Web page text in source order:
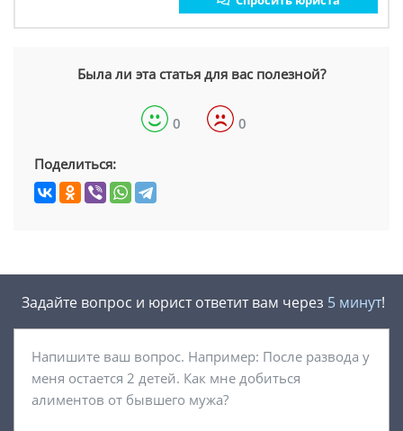
Была ли эта статья для вас полезной?
0 0
Поделиться:
Задайте вопрос и юрист ответит вам через 5 минут!